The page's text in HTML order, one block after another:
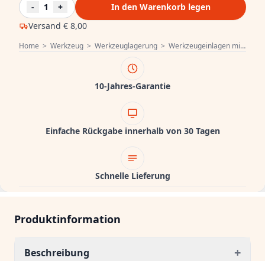
Home > Werkzeug > Werkzeuglagerung > Werkzeugeinlagen mit Werkzeug
Versand € 8,00
-
1 + In den Warenkorb legen
10-Jahres-Garantie
Einfache Rückgabe innerhalb von 30 Tagen
Schnelle Lieferung
Produktinformation
Beschreibung +